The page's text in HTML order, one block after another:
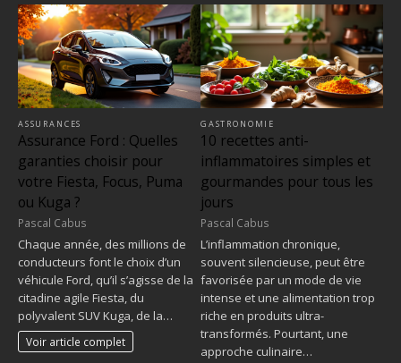
ASSURANCES
Assurance Ford : Quelles
garanties choisir pour
votre Fiesta, Focus, Puma
ou Kuga ?
Pascal Cabus
Chaque année, des millions de
conducteurs font le choix d’un
véhicule Ford, qu’il s’agisse de la
citadine agile Fiesta, du
polyvalent SUV Kuga, de la…
Voir article complet
GASTRONOMIE
10 recettes anti-
inflammatoires simples et
gourmandes pour tous les
jours
Pascal Cabus
L’inflammation chronique,
souvent silencieuse, peut être
favorisée par un mode de vie
intense et une alimentation trop
riche en produits ultra-
transformés. Pourtant, une
approche culinaire…